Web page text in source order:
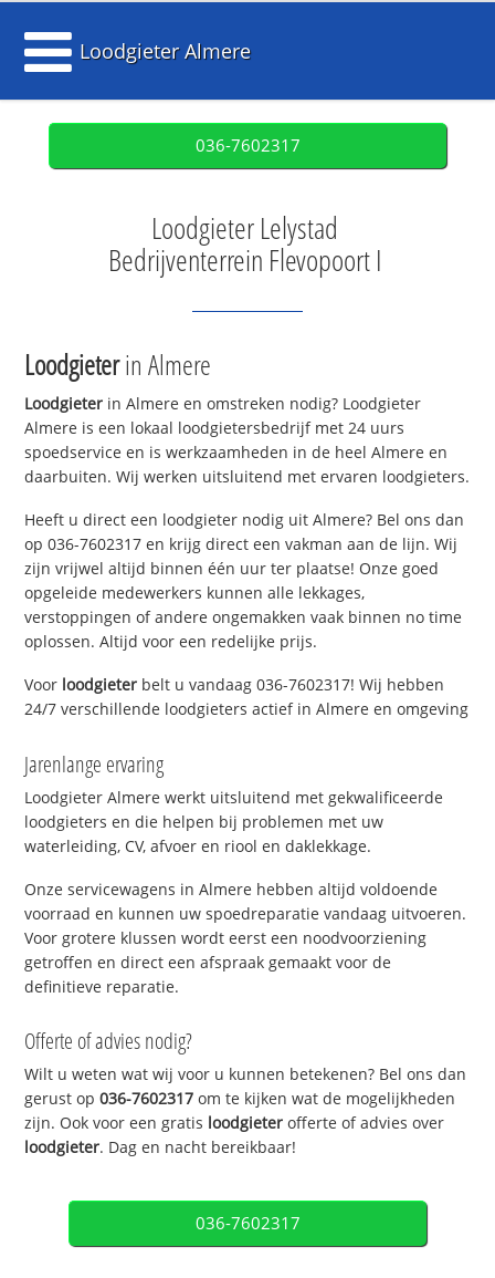
Loodgieter Almere
036-7602317
Loodgieter Lelystad
Bedrijventerrein Flevopoort I
Loodgieterin Almere
Loodgieter in Almere en omstreken nodig? Loodgieter
Almere is een lokaal loodgietersbedrijf met 24 uurs
spoedservice en is werkzaamheden in de heel Almere en
daarbuiten. Wij werken uitsluitend met ervaren loodgieters.
Heeft u direct een loodgieter nodig uit Almere? Bel ons dan
op 036-7602317 en krijg direct een vakman aan de lijn. Wij
zijn vrijwel altijd binnen één uur ter plaatse! Onze goed
opgeleide medewerkers kunnen alle lekkages,
verstoppingen of andere ongemakken vaak binnen no time
oplossen. Altijd voor een redelijke prijs.
Voor loodgieter belt u vandaag 036-7602317! Wij hebben
24/7 verschillende loodgieters actief in Almere en omgeving
Jarenlange ervaring
Loodgieter Almere werkt uitsluitend met gekwalificeerde
loodgieters en die helpen bij problemen met uw
waterleiding, CV, afvoer en riool en daklekkage.
Onze servicewagens in Almere hebben altijd voldoende
voorraad en kunnen uw spoedreparatie vandaag uitvoeren.
Voor grotere klussen wordt eerst een noodvoorziening
getroffen en direct een afspraak gemaakt voor de
definitieve reparatie.
Offerte of advies nodig?
Wilt u weten wat wij voor u kunnen betekenen? Bel ons dan
gerust op036-7602317 om te kijken wat de mogelijkheden
zijn. Ook voor een gratis loodgieter offerte of advies over
loodgieter. Dag en nacht bereikbaar!
036-7602317